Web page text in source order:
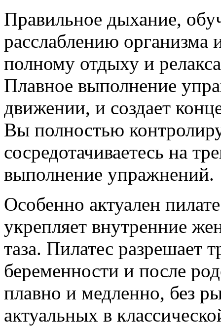
Правильное дыхание,
расслаблению
полному отдыху и
Плавное выполнение
движении, и создает
Вы полностью
сосредотачиваетесь на
выполнение упражнений.
Особенно актуален
укрепляет внутренние
таза. Пилатес разрешает
беременности и после
плавно и медленно, без
актуальных в